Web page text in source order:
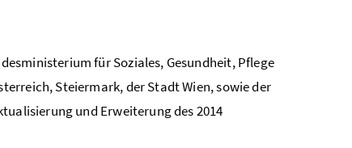
für Soziales, Gesundheit, Pflege
Steiermark, der Stadt Wien, sowie der
und Erweiterung des 2014